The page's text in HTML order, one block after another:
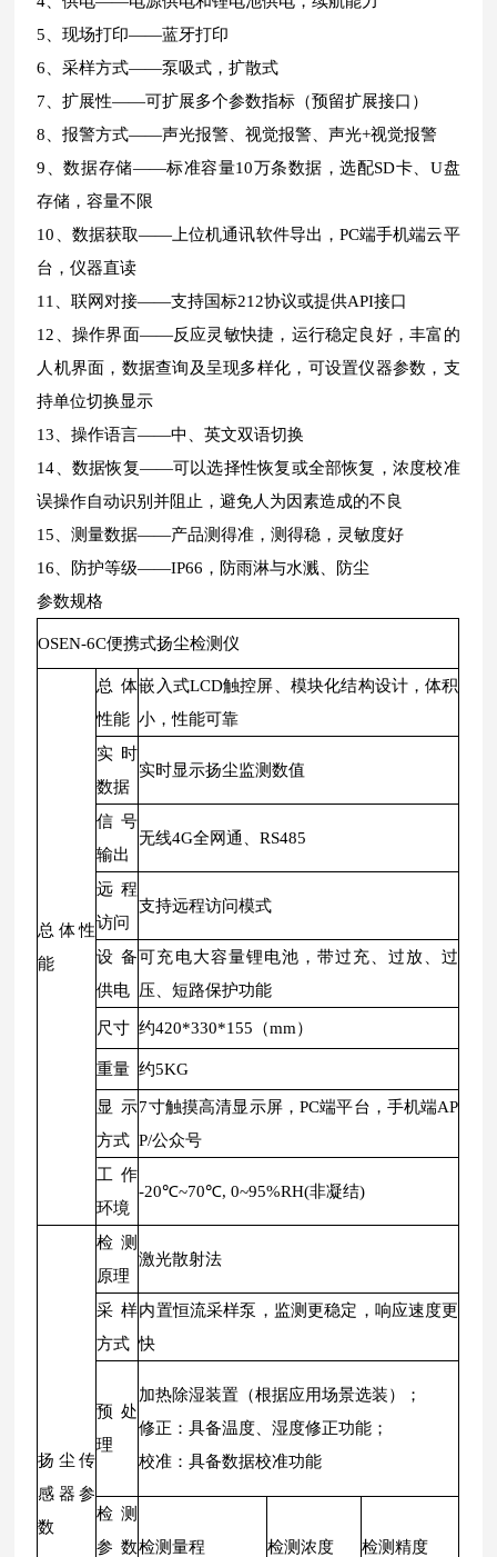
5、现场打印——蓝牙打印
6、采样方式——泵吸式，扩散式
7、扩展性——可扩展多个参数指标（预留扩展接口）
8、报警方式——声光报警、视觉报警、声光+视觉报警
9、数据存储——标准容量10万条数据，选配SD卡、U盘
存储，容量不限
10、数据获取——上位机通讯软件导出，PC端手机端云平
台，仪器直读
11、联网对接——支持国标212协议或提供API接口
12、操作界面——反应灵敏快捷，运行稳定良好，丰富的
人机界面，数据查询及呈现多样化，可设置仪器参数，支
持单位切换显示
13、操作语言——中、英文双语切换
14、数据恢复——可以选择性恢复或全部恢复，浓度校准
误操作自动识别并阻止，避免人为因素造成的不良
15、测量数据——产品测得准，测得稳，灵敏度好
16、防护等级——IP66，防雨淋与水溅、防尘
参数规格
OSEN-6C便携式扬尘检测仪
总体性
能
总体
性能
嵌入式LCD触控屏、模块化结构设计，体积
小，性能可靠
实时
数据
实时显示扬尘监测数值
信号
输出
无线4G全网通、RS485
远程
访问
支持远程访问模式
设备
供电
可充电大容量锂电池，带过充、过放、过
压、短路保护功能
尺寸 约420*330*155（mm）
重量 约5KG
显示
方式
7寸触摸高清显示屏，PC端平台，手机端AP
P/公众号
工作
环境
-20℃~70℃, 0~95%RH(非凝结)
扬尘传
感器参
数
检测
原理
激光散射法
采样
方式
内置恒流采样泵，监测更稳定，响应速度更
快
预处
理
加热除湿装置（根据应用场景选装）；
修正：具备温度、湿度修正功能；
校准：具备数据校准功能
检测
参数检测量程 检测浓度 检测精度